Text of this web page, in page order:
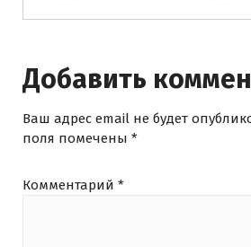
Добавить
Ваш адрес email не будет
поля помечены *
Комментарий *